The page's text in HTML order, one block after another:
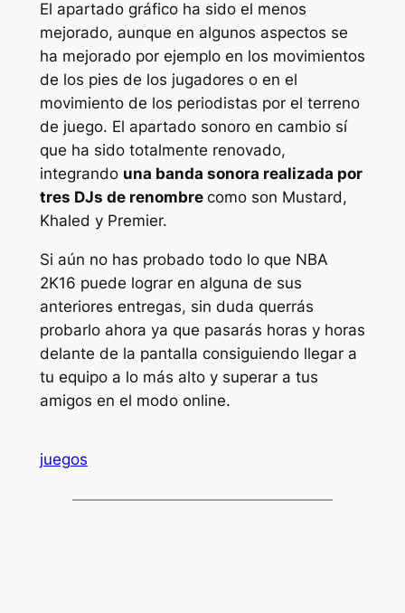
El apartado gráfico ha sido el menos
mejorado, aunque en algunos aspectos se
ha mejorado por ejemplo en los movimientos
de los pies de los jugadores o en el
movimiento de los periodistas por el terreno
de juego. El apartado sonoro en cambio sí
que ha sido totalmente renovado,
integrando una banda sonora realizada por
tres DJs de renombre como son Mustard,
Khaled y Premier.
Si aún no has probado todo lo que NBA
2K16 puede lograr en alguna de sus
anteriores entregas, sin duda querrás
probarlo ahora ya que pasarás horas y horas
delante de la pantalla consiguiendo llegar a
tu equipo a lo más alto y superar a tus
amigos en el modo online.
juegos